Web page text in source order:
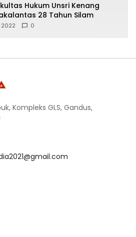
Hukum Unsri Kenang
28 Tahun Silam
2022 0
Kompleks GLS, Gandus,